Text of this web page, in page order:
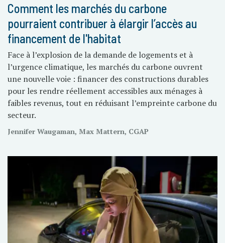
Comment les marchés du carbone
pourraient contribuer à élargir l’accès au
financement de l'habitat
Face à l’explosion de la demande de logements et à
l’urgence climatique, les marchés du carbone ouvrent
une nouvelle voie : financer des constructions durables
pour les rendre réellement accessibles aux ménages à
faibles revenus, tout en réduisant l’empreinte carbone du
secteur.
Jennifer Waugaman, Max Mattern, CGAP